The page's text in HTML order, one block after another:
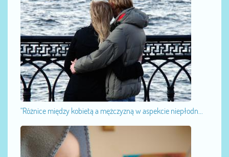
"Różnice między kobietą a mężczyzną w aspekcie niepłodn...